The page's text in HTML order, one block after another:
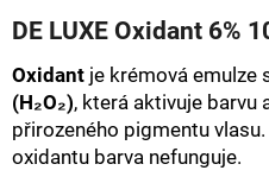
produktu
0,0
z
5
hvězdiček.
DE LUXE Oxidant 6%
Oxidant je krémová emulze
(H₂O₂), která aktivuje barvu
přirozeného pigmentu
oxidantu barva nefunguje.
a
j
í
t
?